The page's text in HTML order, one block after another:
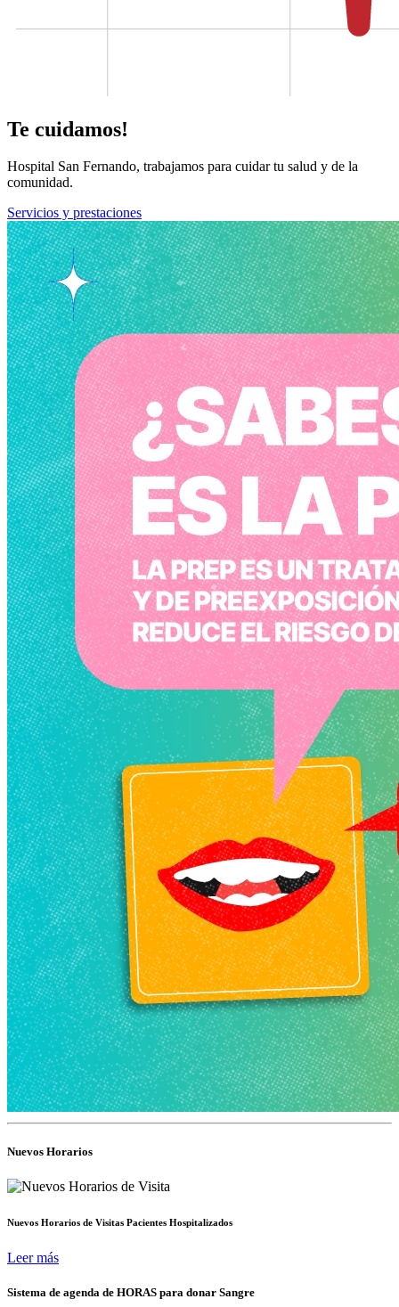
Te cuidamos!
Hospital San Fernando, trabajamos para cuidar tu salud y de la
comunidad.
Servicios y prestaciones
Nuevos Horarios
Nuevos Horarios de Visitas Pacientes Hospitalizados
Leer más
Sistema de agenda de HORAS para donar Sangre